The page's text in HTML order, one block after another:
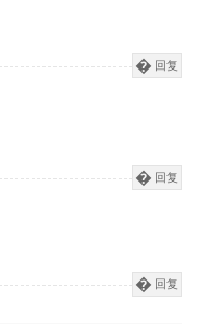
回复
回复
回复